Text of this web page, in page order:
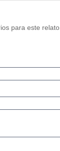
para este relato.